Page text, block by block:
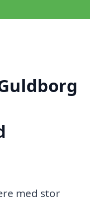
med stor